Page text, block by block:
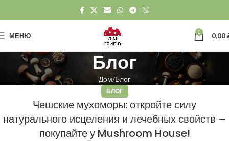
МЕНЮ 0 0,00
Блог
Дом Блог
БЛОГ
Чешские мухоморы: откройте силу
натурального исцеления и лечебных свойств –
покупайте у Mushroom House!